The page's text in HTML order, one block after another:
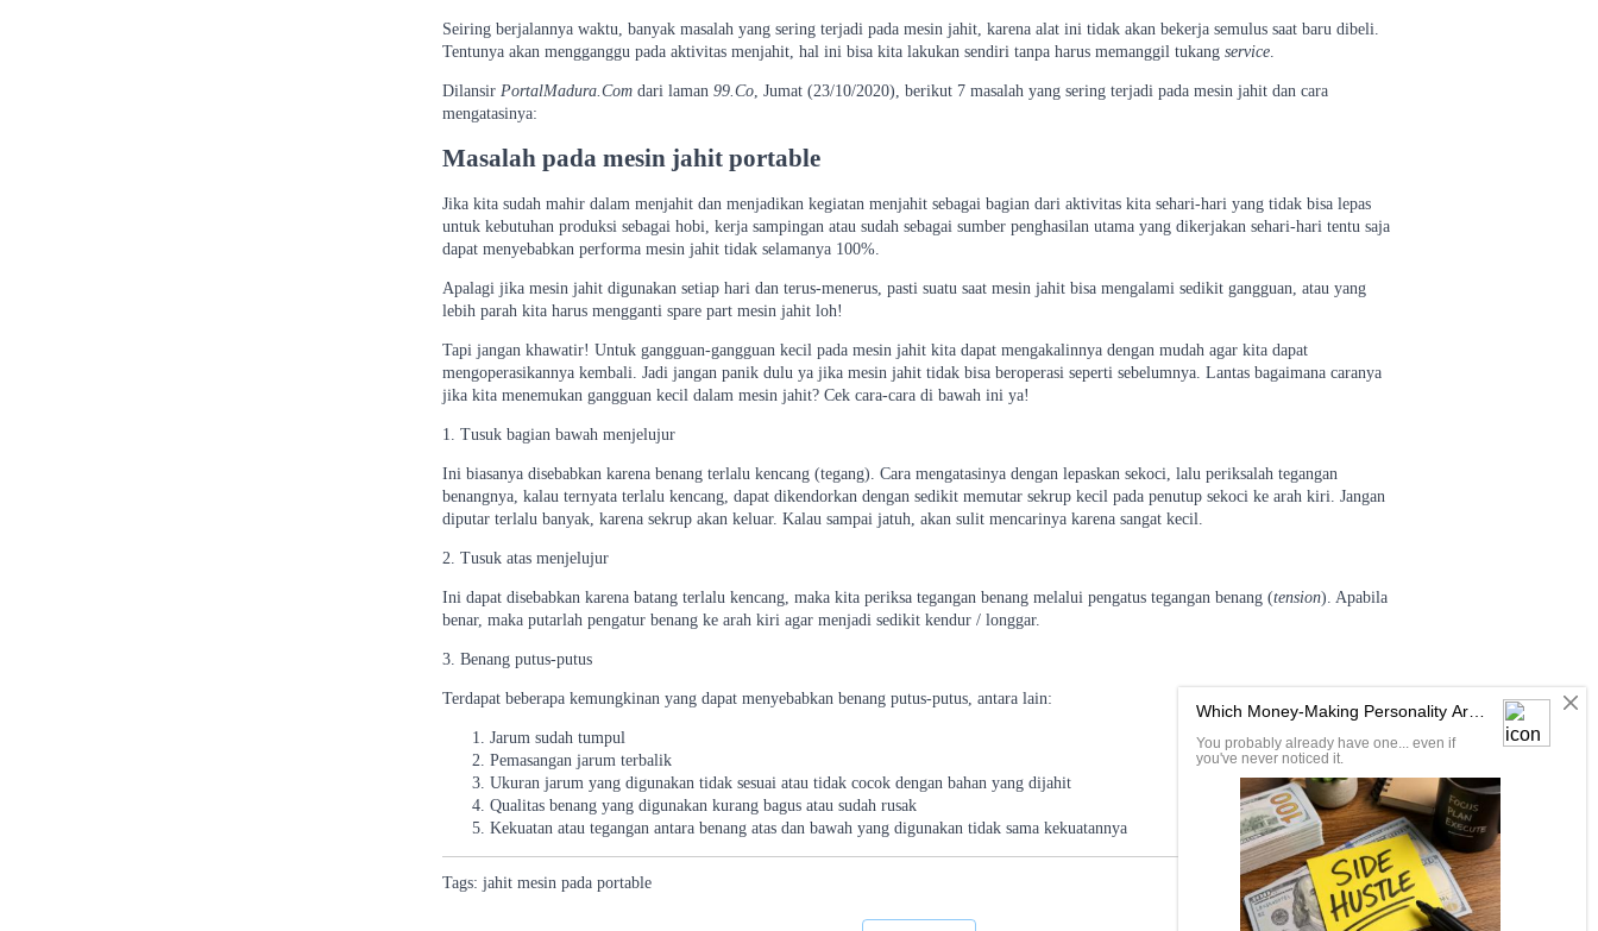
Seiring berjalannya waktu, banyak masalah yang sering terjadi pada mesin jahit, karena alat ini tidak akan bekerja semulus saat baru dibeli.
Tentunya akan mengganggu pada aktivitas menjahit, hal ini bisa kita lakukan sendiri tanpa harus memanggil tukangservice.
DilansirPortalMadura.Com dari laman99.Co, Jumat (23/10/2020), berikut 7 masalah yang sering terjadi pada mesin jahit dan cara
mengatasinya:
Masalah pada mesin jahit portable
Jika kita sudah mahir dalam menjahit dan menjadikan kegiatan menjahit sebagai bagian dari aktivitas kita sehari-hari yang tidak bisa lepas
untuk kebutuhan produksi sebagai hobi, kerja sampingan atau sudah sebagai sumber penghasilan utama yang dikerjakan sehari-hari tentu saja
dapat menyebabkan performa mesin jahit tidak selamanya 100%.
Apalagi jika mesin jahit digunakan setiap hari dan terus-menerus, pasti suatu saat mesin jahit bisa mengalami sedikit gangguan, atau yang
lebih parah kita harus mengganti spare part mesin jahit loh!
Tapi jangan khawatir! Untuk gangguan-gangguan kecil pada mesin jahit kita dapat mengakalinnya dengan mudah agar kita dapat
mengoperasikannya kembali. Jadi jangan panik dulu ya jika mesin jahit tidak bisa beroperasi seperti sebelumnya. Lantas bagaimana caranya
jika kita menemukan gangguan kecil dalam mesin jahit? Cek cara-cara di bawah ini ya!
1. Tusuk bagian bawah menjelujur
Ini biasanya disebabkan karena benang terlalu kencang (tegang). Cara mengatasinya dengan lepaskan sekoci, lalu periksalah tegangan
benangnya, kalau ternyata terlalu kencang, dapat dikendorkan dengan sedikit memutar sekrup kecil pada penutup sekoci ke arah kiri. Jangan
diputar terlalu banyak, karena sekrup akan keluar. Kalau sampai jatuh, akan sulit mencarinya karena sangat kecil.
2. Tusuk atas menjelujur
Ini dapat disebabkan karena batang terlalu kencang, maka kita periksa tegangan benang melalui pengatus tegangan benang (tension). Apabila
benar, maka putarlah pengatur benang ke arah kiri agar menjadi sedikit kendur / longgar.
3. Benang putus-putus
Terdapat beberapa kemungkinan yang dapat menyebabkan benang putus-putus, antara lain:
Jarum sudah tumpul
Pemasangan jarum terbalik
Ukuran jarum yang digunakan tidak sesuai atau tidak cocok dengan bahan yang dijahit
Qualitas benang yang digunakan kurang bagus atau sudah rusak
Kekuatan atau tegangan antara benang atas dan bawah yang digunakan tidak sama kekuatannya
Tags:jahit mesin pada portable